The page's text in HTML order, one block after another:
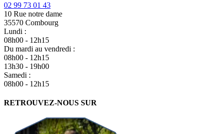
02 99 73 01 43
10 Rue notre dame
35570 Combourg
Lundi :
08h00 - 12h15
Du mardi au vendredi :
08h00 - 12h15
13h30 - 19h00
Samedi :
08h00 - 12h15
RETROUVEZ-NOUS SUR